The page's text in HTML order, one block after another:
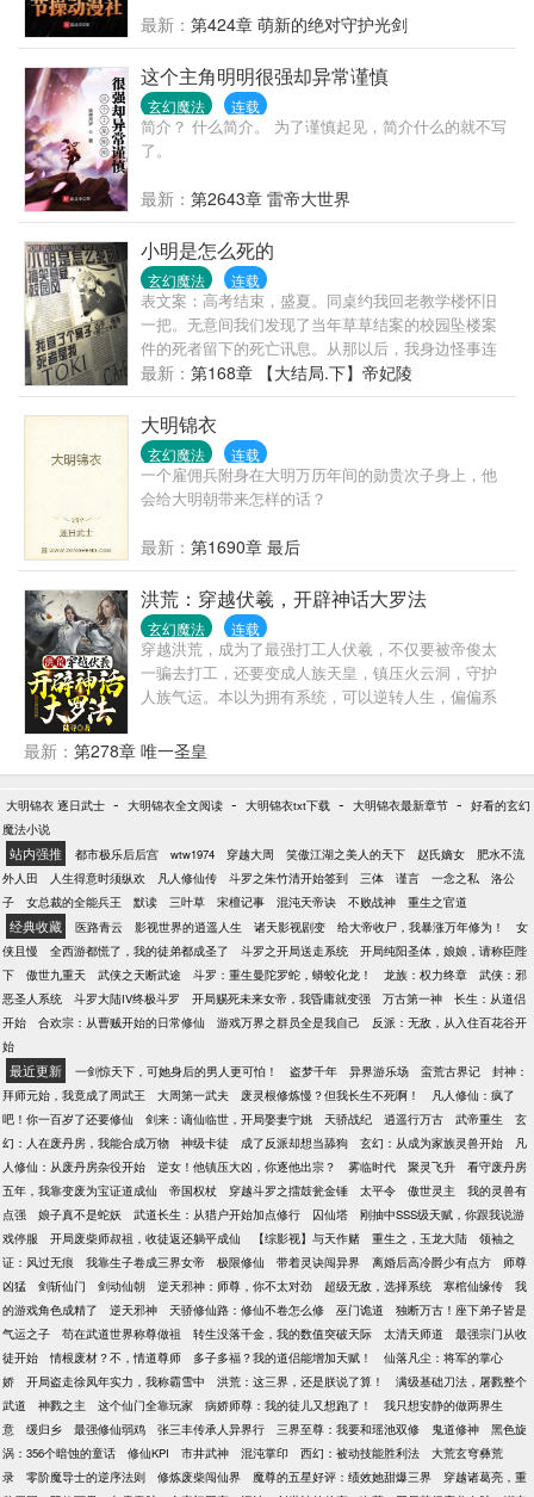
最新： 第424章 萌新的绝对守护光剑
这个主角明明很强却异常谨慎
玄幻魔法 连载
简介？ 什么简介。 为了谨慎起见，简介什么的就不写
了。
最新： 第2643章 雷帝大世界
小明是怎么死的
玄幻魔法 连载
表文案：高考结束，盛夏。同桌约我回老教学楼怀旧
一把。无意间我们发现了当年草草结案的校园坠楼案
件的死者留下的死亡讯息。从那以后，我身边怪事连
连，几番遇险。为求自保，我逢场作戏，杀手大大、
佣兵巨巨、特工叼叼、还有一群大怪兽层出不穷。直
到有一天，我发现，当年死的那个人，好像是我。里
文案：世界由三神统治，一天饭后哥仨儿觉得当神好
无趣，就想死一死。老三觉得哥哥们觉悟不高，没有
从根本上解决问题。于是独辟蹊径，放弃神籍到人间
下个乡。不料，失去神力的他却遭到了新时代人类的
反杀。神明在时代的新章中成为了标靶。他一气之
下，做出了一个重大的决定！那就是，就读于庆跃高
中一年七班..上帝修炼手册# #走‘基’层之诸神工作日记
# #落魄神人间求生指南# #宇宙房地产策划案例#文章
成分：搞笑悬疑三斤√ 校园风二两√ 学霸的基情故事√
帅比直男组团变弯√ 神学是自然科学√号外号外：本文
将于2月17日入V，入77章弟，大力爱我不要停。 过往
作品集： 扣扣疗养群：451218935 求收藏文章相关会
最新： 第168章 【大结局.下】帝妃陵
大明锦衣
玄幻魔法 连载
一个雇佣兵附身在大明万历年间的勋贵次子身上，他
会给大明朝带来怎样的话？
最新： 第1690章 最后
洪荒：穿越伏羲，开辟神话大罗法
玄幻魔法 连载
穿越洪荒，成为了最强打工人伏羲，不仅要被帝俊太
一骗去打工，还要变成人族天皇，镇压火云洞，守护
人族气运。本以为拥有系统，可以逆转人生，偏偏系
罗法，从龙汉大劫开始谋算天地，掌握洪荒气运，镇
压巫妖，搅乱封神，从而成就神话大罗，一证永证，
最新： 第278章 唯一圣皇
大明锦衣 逐日武士 - 大明锦衣全文阅读 - 大明锦衣txt下载 - 大明锦衣最新章节 - 好看的玄幻
魔法小说
站内强推 都市极乐后后宫 wtw1974 穿越大周 笑傲江湖之美人的天下 赵氏嫡女
肥水不流
外人田
人生得意时须纵欢 凡人修仙传 斗罗之朱竹清开始签到 三体 谨言 一念之私
洛公
子
女总裁的全能兵王 默读 三叶草 宋檀记事 混沌天帝诀 不败战神 重生之官道
经典收藏 医路青云 影视世界的逍遥人生 诸天影视剧变 给大帝收尸，我暴涨万年修为！
女
侠且慢
全西游都慌了，我的徒弟都成圣了 斗罗之开局送走系统
开局纯阳圣体，娘娘，请称臣陛
下
傲世九重天 武侠之天断武途 斗罗：重生曼陀罗蛇，蟒蛟化龙！ 龙族：权力终章
武侠：邪
恶圣人系统
斗罗大陆IV终极斗罗 开局赐死未来女帝，我昏庸就变强 万古第一神
长生：从道侣
开始
合欢宗：从曹贼开始的日常修仙 游戏万界之群员全是我自己
反派：无敌，从入住百花谷开
始
最近更新 一剑惊天下，可她身后的男人更可怕！ 盗梦千年 异界游乐场 蛮荒古界记
封神：
拜师元始，我竟成了周武王
大周第一武夫 废灵根修炼慢？但我长生不死啊！
凡人修仙：疯了
吧！你一百岁了还要修仙
剑来：谪仙临世，开局娶妻宁姚 天骄战纪 逍遥行万古 武帝重生
玄
幻：人在废丹房，我能合成万物
神级卡徒 成了反派却想当舔狗 玄幻：从成为家族灵兽开始
凡
人修仙：从废丹房杂役开始
逆女！他镇压大凶，你逐他出宗？ 雾临时代 聚灵飞升
看守废丹房
五年，我靠变废为宝证道成仙
帝国权杖 穿越斗罗之擂鼓瓮金锤 太平令 傲世灵主
我的灵兽有
点强
娘子真不是蛇妖 武道长生：从猎户开始加点修行 囚仙塔
刚抽中SSS级天赋，你跟我说游
戏停服
开局废柴师叔祖，收徒返还躺平成仙 【综影视】与天作赌 重生之，玉龙大陆
领袖之
证：风过无痕
我靠生子卷成三界女帝 极限修仙 带着灵诀闯异界 离婚后高冷爵少有点方
师尊
凶猛
剑斩仙门 剑动仙朝 逆天邪神：师尊，你不太对劲 超级无敌，选择系统 寒棺仙缘传
我
的游戏角色成精了
逆天邪神 天骄修仙路：修仙不卷怎么修 巫门诡道
独断万古！座下弟子皆是
气运之子
苟在武道世界称尊做祖 转生没落千金，我的数值突破天际 太清天师道
最强宗门从收
徒开始
情根废材？不，情道尊师 多子多福？我的道侣能增加天赋！
仙落凡尘：将军的掌心
娇
开局盗走徐凤年实力，我称霸雪中 洪荒：这三界，还是朕说了算！
满级基础刀法，屠戮整个
武道
神戮之主 这个仙门全靠玩家 病娇师尊：我的徒儿又想跑了！
我只想安静的做两界生
意
缓归乡 最强修仙弱鸡 张三丰传承人异界行 三界至尊：我要和瑶池双修 鬼道修神
黑色旋
涡：356个暗蚀的童话
修仙KPI 市井武神 混沌掌印 西幻：被动技能胜利法
大荒玄穹彝荒
录
零阶魔导士的逆序法则 修炼废柴闯仙界 魔尊的五星好评：绩效她甜爆三界
穿越诸葛亮，重